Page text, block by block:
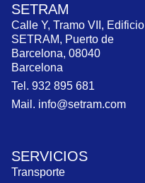
SETRAM
Calle Y, Tramo VII, Edificio
SETRAM, Puerto de
Barcelona, 08040
Barcelona
Tel. 932 895 681
Mail. info@setram.com
SERVICIOS
Transporte